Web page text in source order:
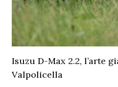
Isuzu D-Max 2.2, l’arte
Valpolicella